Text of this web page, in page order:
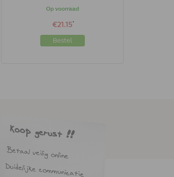
Op voorraad
€21.15*
Bestel